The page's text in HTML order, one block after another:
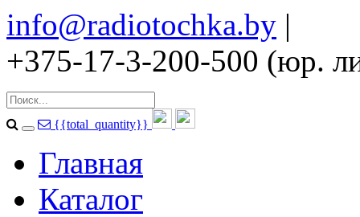
info@radiotochka.by |
+375-17-3-200-500 (юр.
{{total_quantity}}
Главная
Каталог